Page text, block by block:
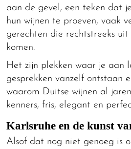
aan de gevel, een teken dat
hun wijnen te proeven, vaak
gerechten die rechtstreeks uit
komen.
Het zijn plekken waar je aan
gesprekken vanzelf ontstaan
waarom Duitse wijnen al
kenners, fris, elegant en
Karlsruhe en de kunst
Alsof dat nog niet genoeg is